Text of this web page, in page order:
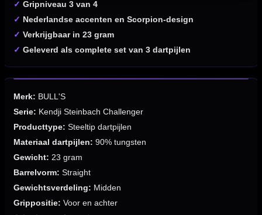
✓ Gripniveau 3 van 4
✓ Nederlandse accenten en Scorpion-design
✓ Verkrijgbaar in 23 gram
✓ Geleverd als complete set van 3 dartpijlen
Merk: BULL'S
Serie: Kendji Steinbach Challenger
Producttype: Steeltip dartpijlen
Materiaal dartpijlen: 90% tungsten
Gewicht: 23 gram
Barrelvorm: Straight
Gewichtsverdeling: Midden
Grippositie: Voor en achter